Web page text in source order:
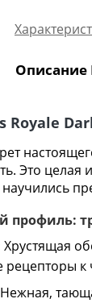
Описание
Royale
Это
научились
профиль:
Хрустящая
рецепторы к
Нежная,